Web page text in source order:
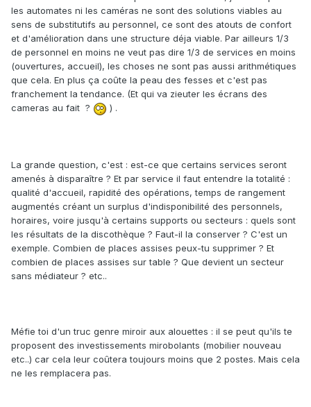
les automates ni les caméras ne sont des solutions viables au
sens de substitutifs au personnel, ce sont des atouts de confort
et d'amélioration dans une structure déja viable. Par ailleurs 1/3
de personnel en moins ne veut pas dire 1/3 de services en moins
(ouvertures, accueil), les choses ne sont pas aussi arithmétiques
que cela. En plus ça coûte la peau des fesses et c'est pas
franchement la tendance. (Et qui va zieuter les écrans des
cameras au fait ?
) .
La grande question, c'est : est-ce que certains services seront
amenés à disparaître ? Et par service il faut entendre la totalité :
qualité d'accueil, rapidité des opérations, temps de rangement
augmentés créant un surplus d'indisponibilité des personnels,
horaires, voire jusqu'à certains supports ou secteurs : quels sont
les résultats de la discothèque ? Faut-il la conserver ? C'est un
exemple. Combien de places assises peux-tu supprimer ? Et
combien de places assises sur table ? Que devient un secteur
sans médiateur ? etc..
Méfie toi d'un truc genre miroir aux alouettes : il se peut qu'ils te
proposent des investissements mirobolants (mobilier nouveau
etc..) car cela leur coûtera toujours moins que 2 postes. Mais cela
ne les remplacera pas.